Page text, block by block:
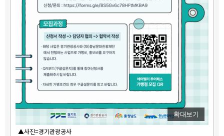
확대보기
▲사진=경기관광공사